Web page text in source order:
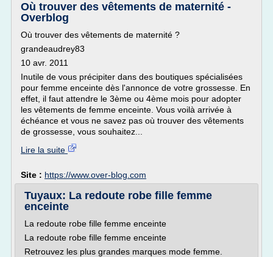
Où trouver des vêtements de maternité -
Overblog
Où trouver des vêtements de maternité ?
grandeaudrey83
10 avr. 2011
Inutile de vous précipiter dans des boutiques spécialisées
pour femme enceinte dès l'annonce de votre grossesse. En
effet, il faut attendre le 3ème ou 4ème mois pour adopter
les vêtements de femme enceinte. Vous voilà arrivée à
échéance et vous ne savez pas où trouver des vêtements
de grossesse, vous souhaitez...
Lire la suite
Site : https://www.over-blog.com
Tuyaux: La redoute robe fille femme
enceinte
La redoute robe fille femme enceinte
La redoute robe fille femme enceinte
Retrouvez les plus grandes marques mode femme.